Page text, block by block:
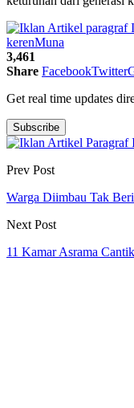
kerenMuna
3,461
Share FacebookTwitter
Get real time updates
Subscribe
Prev Post
Warga Diimbau Tak
Next Post
11 Kamar Asrama